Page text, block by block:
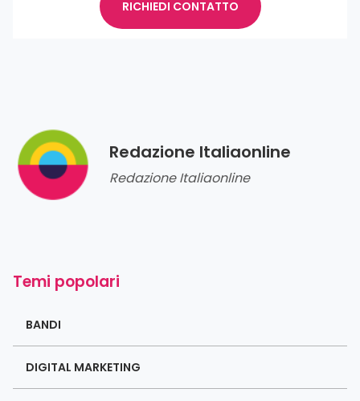
RICHIEDI CONTATTO
Redazione Italiaonline
Redazione Italiaonline
Temi popolari
BANDI
DIGITAL MARKETING